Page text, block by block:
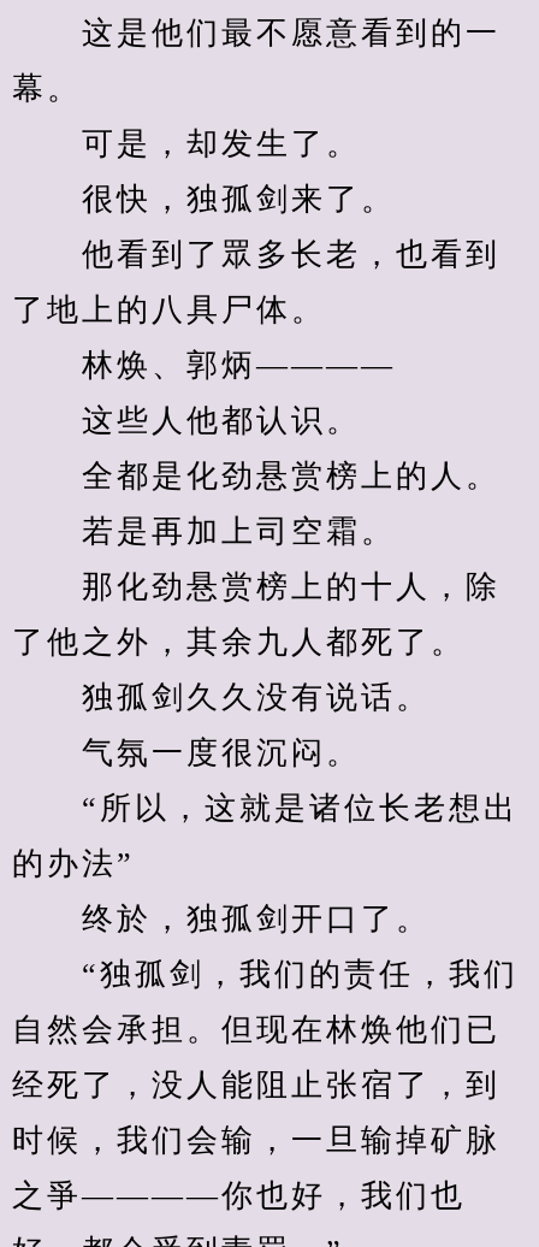
这是他们最不愿意看到的一
幕。
可是，却发生了。
很快，独孤剑来了。
他看到了眾多长老，也看到
了地上的八具尸体。
林焕、郭炳————
这些人他都认识。
全都是化劲悬赏榜上的人。
若是再加上司空霜。
那化劲悬赏榜上的十人，除
了他之外，其余九人都死了。
独孤剑久久没有说话。
气氛一度很沉闷。
“所以，这就是诸位长老想出
的办法”
终於，独孤剑开口了。
“独孤剑，我们的责任，我们
自然会承担。但现在林焕他们已
经死了，没人能阻止张宿了，到
时候，我们会输，一旦输掉矿脉
之爭————你也好，我们也